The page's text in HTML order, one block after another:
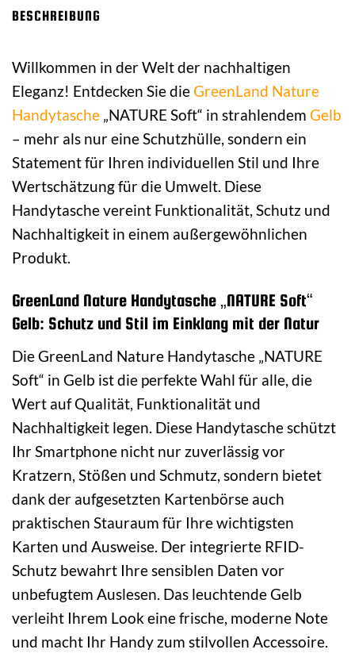
BESCHREIBUNG
Willkommen in der Welt der nachhaltigen
Eleganz! Entdecken Sie dieGreenLand Nature
Handytasche „NATURE Soft“ in strahlendem Gelb
– mehr als nur eine Schutzhülle, sondern ein
Statement für Ihren individuellen Stil und Ihre
Wertschätzung für die Umwelt. Diese
Handytasche vereint Funktionalität, Schutz und
Nachhaltigkeit in einem außergewöhnlichen
Produkt.
GreenLand Nature Handytasche „NATURE Soft“
Gelb: Schutz und Stil im Einklang mit der Natur
Die GreenLand Nature Handytasche „NATURE
Soft“ in Gelb ist die perfekte Wahl für alle, die
Wert auf Qualität, Funktionalität und
Nachhaltigkeit legen. Diese Handytasche schützt
Ihr Smartphone nicht nur zuverlässig vor
Kratzern, Stößen und Schmutz, sondern bietet
dank der aufgesetzten Kartenbörse auch
praktischen Stauraum für Ihre wichtigsten
Karten und Ausweise. Der integrierte RFID-
Schutz bewahrt Ihre sensiblen Daten vor
unbefugtem Auslesen. Das leuchtende Gelb
verleiht Ihrem Look eine frische, moderne Note
und macht Ihr Handy zum stilvollen Accessoire.